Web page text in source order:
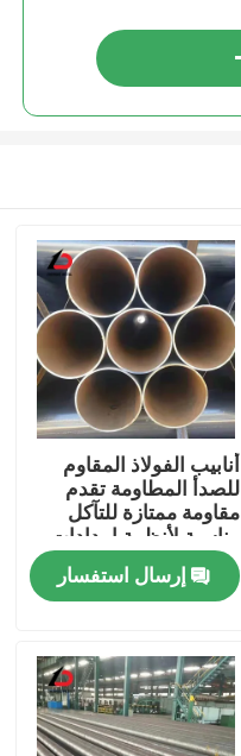
أنابيب الفولاذ المقاوم
للصدأ المطاومة تقدم
مقاومة ممتازة للتآكل
مناسبة لأنظمة إمدادات
المياه والري
إرسال استفسار